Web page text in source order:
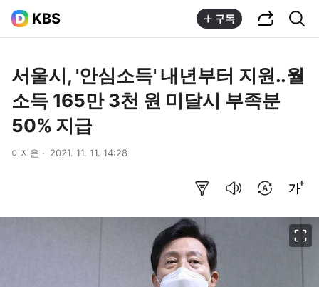
KBS 구독
서울시, '안심소득' 내년부터 지원..월
소득 165만 3천 원 미달시 부족분
50% 지급
이지윤 2021. 11. 11. 14:28